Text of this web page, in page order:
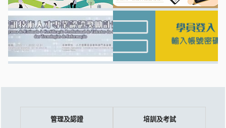
管理及認證
培訓及考試